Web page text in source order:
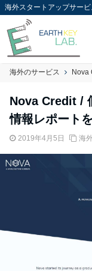
海外スタートアップサー
海外のサービス
Nova Credit /
情報レポート
2019年4月5日 海